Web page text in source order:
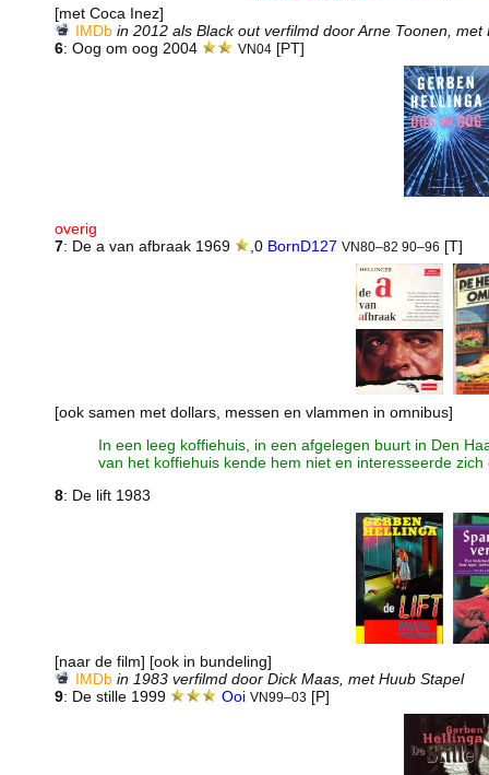
[met Coca Inez]
IMDb in 2012 als Black out verfilmd door Arne Toonen,
6: Oog om oog 2004 VN04[PT]
overig
7: De a van afbraak 1969 ,0 BornD127 VN80–82 90–96 [T]
[ook samen met dollars, messen en vlammen in omnibus]
In een leeg koffiehuis, in een afgelegen buurt in Den
van het koffiehuis kende hem niet en interesseerde
8: De lift 1983
[naar de film] [ook in bundeling]
IMDb in 1983 verfilmd door Dick Maas, met Huub Stapel
9: De stille 1999 Ooi VN99–03 [P]